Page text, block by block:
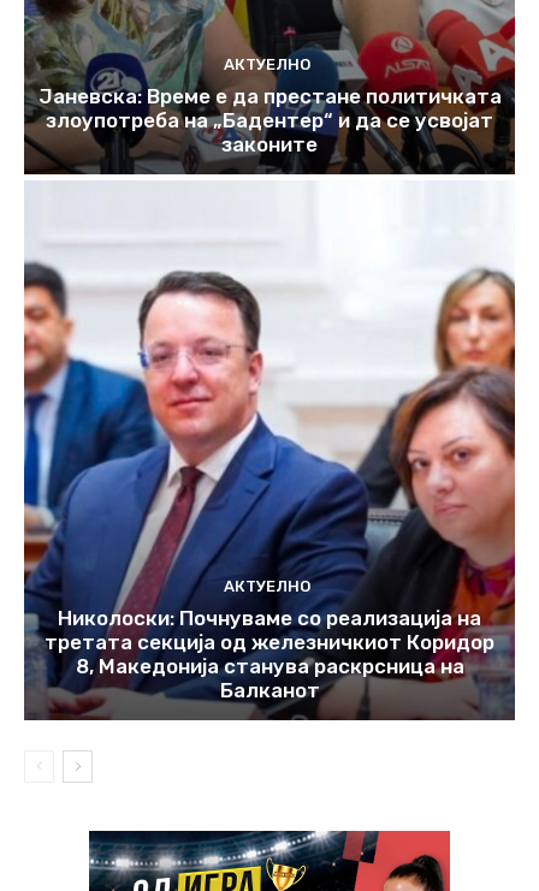
АКТУЕЛНО
Јаневска: Време е да престане политичката
злоупотреба на „Бадентер“ и да се усвојат
законите
АКТУЕЛНО
Николоски: Почнуваме со реализација на
третата секција од железничкиот Коридор
8, Македонија станува раскрсница на
Балканот